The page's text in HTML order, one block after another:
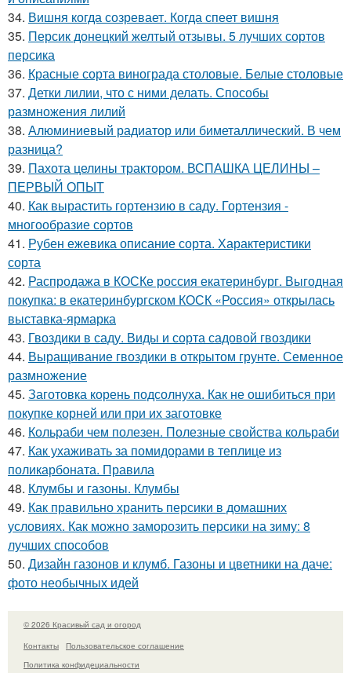
34. Вишня когда созревает. Когда спеет вишня
35. Персик донецкий желтый отзывы. 5 лучших сортов
персика
36. Красные сорта винограда столовые. Белые столовые
37. Детки лилии, что с ними делать. Способы
размножения лилий
38. Алюминиевый радиатор или биметаллический. В чем
разница?
39. Пахота целины трактором. ВСПАШКА ЦЕЛИНЫ –
ПЕРВЫЙ ОПЫТ
40. Как вырастить гортензию в саду. Гортензия -
многообразие сортов
41. Рубен ежевика описание сорта. Характеристики
сорта
42. Распродажа в КОСКе россия екатеринбург. Выгодная
покупка: в екатеринбургском КОСК «Россия» открылась
выставка-ярмарка
43. Гвоздики в саду. Виды и сорта садовой гвоздики
44. Выращивание гвоздики в открытом грунте. Семенное
размножение
45. Заготовка корень подсолнуха. Как не ошибиться при
покупке корней или при их заготовке
46. Кольраби чем полезен. Полезные свойства кольраби
47. Как ухаживать за помидорами в теплице из
поликарбоната. Правила
48. Клумбы и газоны. Клумбы
49. Как правильно хранить персики в домашних
условиях. Как можно заморозить персики на зиму: 8
лучших способов
50. Дизайн газонов и клумб. Газоны и цветники на даче:
фото необычных идей
© 2026 Красивый сад и огород
Контакты
Пользовательское соглашение
Политика конфидециальности